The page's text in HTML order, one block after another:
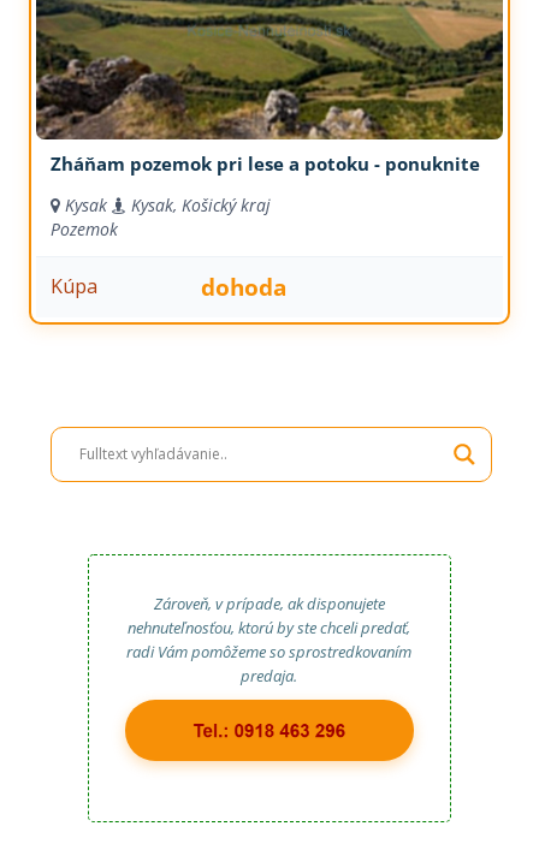
Zháňam pozemok pri lese a potoku - ponuknite
Kysak
Kysak, Košický kraj
Pozemok
Kúpa dohoda
Zároveň, v prípade, ak disponujete
nehnuteľnosťou, ktorú by ste chceli predať,
radi Vám pomôžeme so sprostredkovaním
predaja.